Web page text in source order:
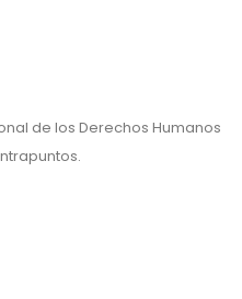
de los Derechos Humanos